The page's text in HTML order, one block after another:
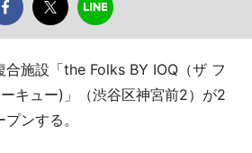
施設「the Folks BY IOQ（ザ フ
キュー)」（渋谷区神宮前2）が2
ンする。